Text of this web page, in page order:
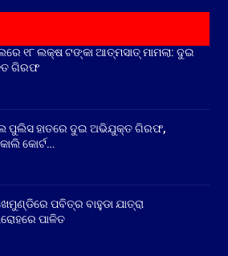
୧୮ ଲକ୍ଷ ଟଙ୍କା ଆତ୍ମସାତ୍ ମାମଲା: ଦୁଇ
ଗିରଫ
ପୁଲିସ ହାତରେ ଦୁଇ ଅଭିଯୁକ୍ତ ଗିରଫ,
କୋର୍ଟ…
ପବିତ୍ର ବାହୁଡା ଯାତ୍ରା
ପାଳିତ